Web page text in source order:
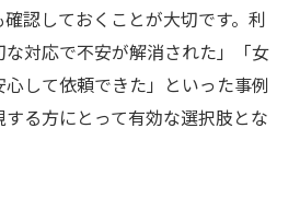
認しておくことが大切です。利
対応で不安が解消された」「女
して依頼できた」といった事例
る方にとって有効な選択肢とな